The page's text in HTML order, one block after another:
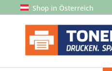
Shop in Österreich